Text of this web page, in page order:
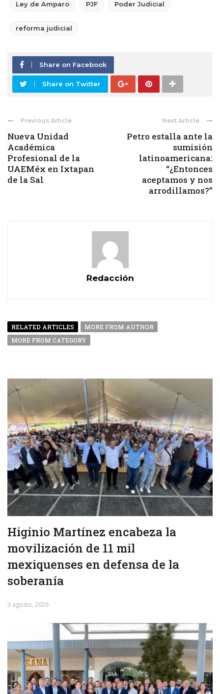
Ley de Amparo PJF Poder Judicial
reforma judicial
Share on Facebook
Share on Twitter
Previous Article
Nueva Unidad
Académica
Profesional de la
UAEMéx en Ixtapan
de la Sal
Next Article
Petro estalla ante la
sumisión
latinoamericana:
“¿Entonces
aceptamos y nos
arrodillamos?”
Redacción
RELATED ARTICLES
MORE FROM AUTHOR
MORE FROM CATEGORY
Higinio Martínez encabeza la
movilización de 11 mil
mexiquenses en defensa de la
soberanía
3 agosto, 2026